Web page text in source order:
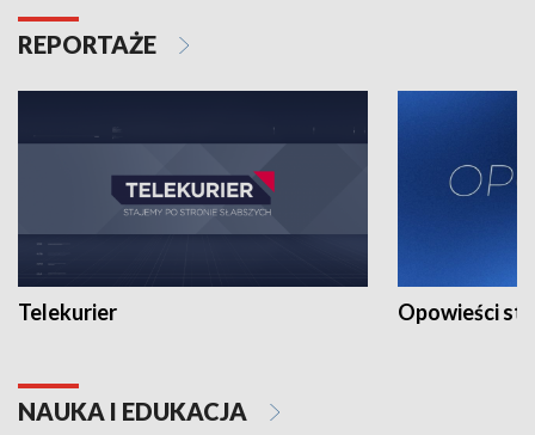
REPORTAŻE
Telekurier Opowieści
NAUKA I EDUKACJA